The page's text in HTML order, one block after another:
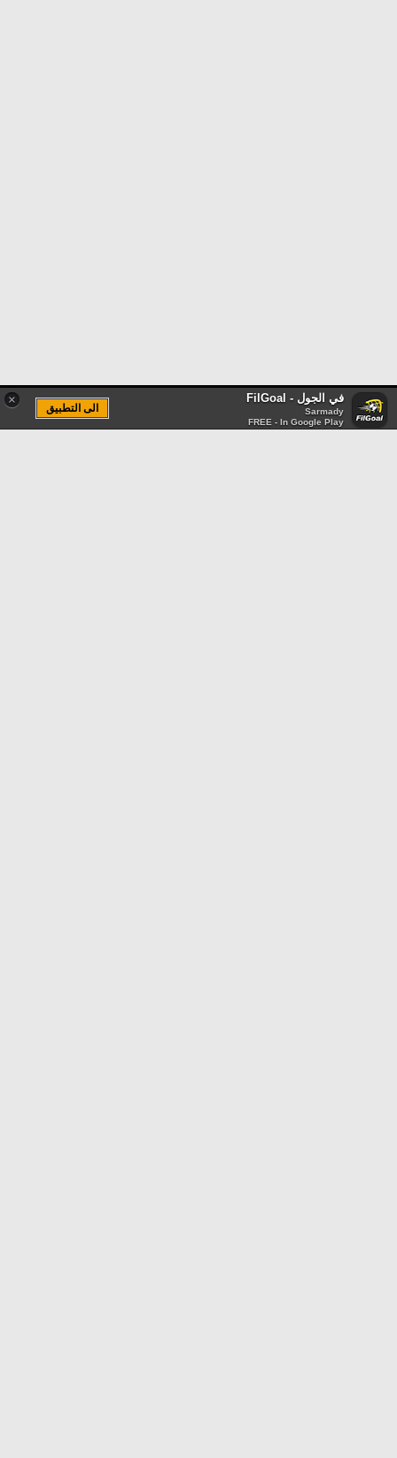
× في الجول - FilGoal
Sarmady
FREE - In Google Play
الى التطبيق